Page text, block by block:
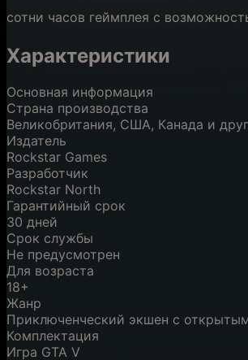
сотни часов геймплея с
Характеристики
Основная информация
Страна производства
Великобритания, США, Канада и
Издатель
Rockstar Games
Разработчик
Rockstar North
Гарантийный срок
30 дней
Срок службы
Не предусмотрен
Для возраста
18+
Жанр
Приключенческий экшен с
Комплектация
Игра GTA V